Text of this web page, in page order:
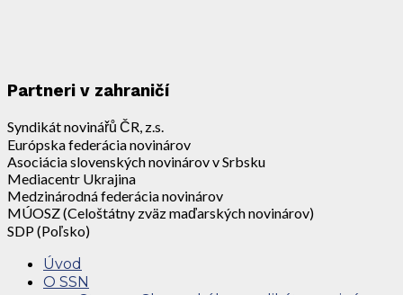
Partneri v zahraničí
Syndikát novinářů ČR, z.s.
Európska federácia novinárov
Asociácia slovenských novinárov v Srbsku
Mediacentr Ukrajina
Medzinárodná federácia novinárov
MÚOSZ (Celoštátny zväz maďarských novinárov)
SDP (Poľsko)
Úvod
O SSN